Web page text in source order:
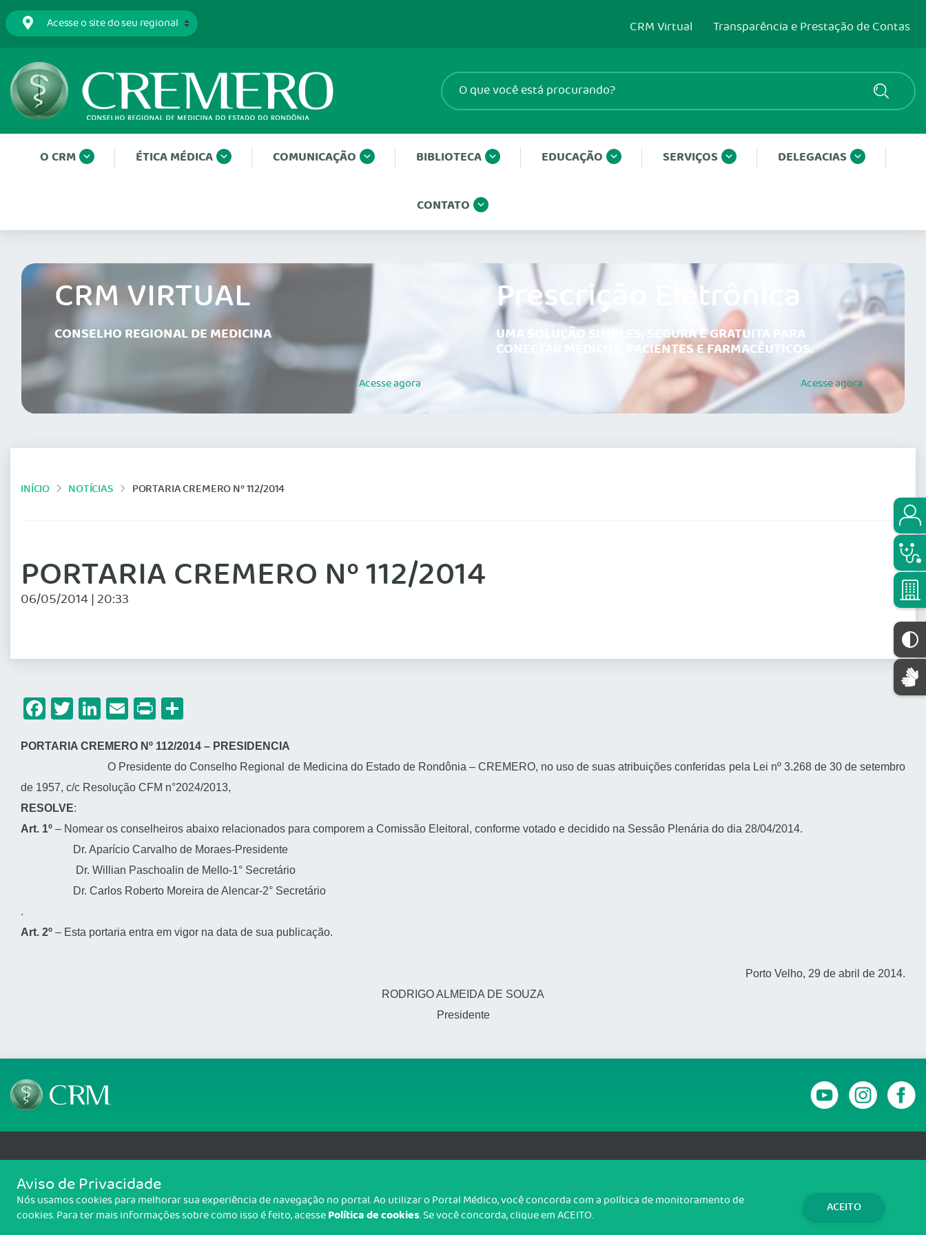
CRM Virtual Transparência e Prestação de Contas
O CRM ÉTICA MÉDICA COMUNICAÇÃO BIBLIOTECA EDUCAÇÃO SERVIÇOS DELEGACIAS
CONTATO
CRM VIRTUAL
CONSELHO REGIONAL DE MEDICINA
Acesseagora
Prescrição Eletrônica
UMA SOLUÇÃO SIMPLES, SEGURA E GRATUITA PARA
CONECTAR MÉDICOS, PACIENTES E FARMACÊUTICOS.
Acesseagora
INÍCIO NOTÍCIAS PORTARIA CREMERO Nº 112/2014
PORTARIA CREMERO Nº 112/2014
06/05/2014 | 20:33
Facebook
Twitter
LinkedIn
Email
Print
PORTARIA CREMERO Nº 112/2014 – PRESIDENCIA
O Presidente do Conselho Regional de Medicina do Estado de Rondônia – CREMERO, no uso de suas atribuições conferidas pela Lei nº 3.268 de 30 de setembro
de 1957, c/c Resolução CFM n°2024/2013,
RESOLVE:
Art. 1º – Nomear os conselheiros abaixo relacionados para comporem a Comissão Eleitoral, conforme votado e decidido na Sessão Plenária do dia 28/04/2014.
Dr. Aparício Carvalho de Moraes-Presidente
Dr. Willian Paschoalin de Mello-1° Secretário
Dr. Carlos Roberto Moreira de Alencar-2° Secretário
.
Art. 2º – Esta portaria entra em vigor na data de sua publicação.
Porto Velho, 29 de abril de 2014.
RODRIGO ALMEIDA DE SOUZA
Presidente
Avenida dos Imigrantes, 3414, Liberdade, Porto Velho/RO - CEP: 76803-850
Copyright 2026 CREMERO. Todos os direitos reservados.
Aviso de Privacidade
Nós usamos cookies para melhorar sua experiência de navegação no portal. Ao utilizar o Portal Médico, você concorda com a política de monitoramento de
cookies. Para ter mais informações sobre como isso é feito, acessePolítica de cookies. Se você concorda, clique em ACEITO. ACEITO